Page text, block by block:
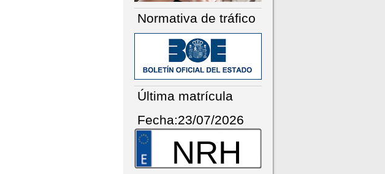
Normativa de tráfico
Última matrícula
Fecha:23/07/2026
NRH